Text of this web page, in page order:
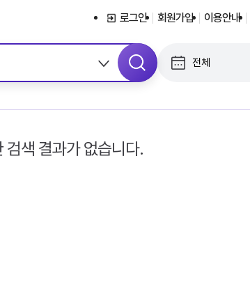
로그인
회원가입 이용안내
검색 결과가 없습니다.